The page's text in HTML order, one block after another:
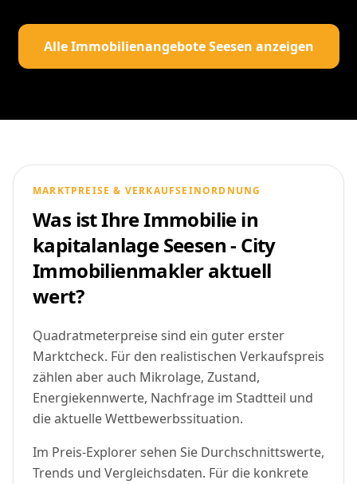
Alle Immobilienangebote Seesen anzeigen
MARKTPREISE & VERKAUFSEINORDNUNG
Was ist Ihre Immobilie in
kapitalanlage Seesen - City
Immobilienmakler aktuell
wert?
Quadratmeterpreise sind ein guter erster
Marktcheck. Für den realistischen Verkaufspreis
zählen aber auch Mikrolage, Zustand,
Energiekennwerte, Nachfrage im Stadtteil und
die aktuelle Wettbewerbssituation.
Im Preis-Explorer sehen Sie Durchschnittswerte,
Trends und Vergleichsdaten. Für die konkrete